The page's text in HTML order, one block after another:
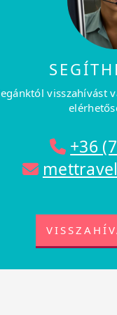
visszahívást
+36